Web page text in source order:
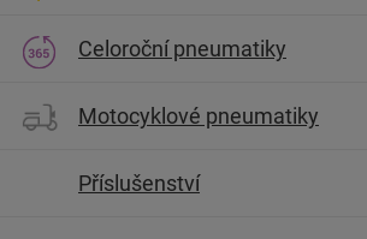
Celoroční pneumatiky
Motocyklové pneumatiky
Příslušenství